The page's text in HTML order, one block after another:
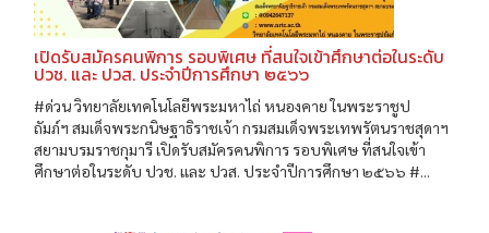
เปิดรับสมัครคนพิการ รอบพิเศษ ที่สนใจเข้าศึกษาต่อในระดับ
ปวช. และ ปวส. ประจำปีการศึกษา ๒๕๖๖
#ด่วน วิทยาลัยเทคโนโลยีพระมหาไถ่ หนองคาย ในพระราชูป
ถัมภ์ฯ สมเด็จพระกนิษฐาธิราชเจ้า กรมสมเด็จพระเทพรัตนราชสุดาฯ
สยามบรมราชกุมารี เปิดรับสมัครคนพิการ รอบพิเศษ ที่สนใจเข้า
ศึกษาต่อในระดับ ปวช. และ ปวส. ประจำปีการศึกษา ๒๕๖๖ #...